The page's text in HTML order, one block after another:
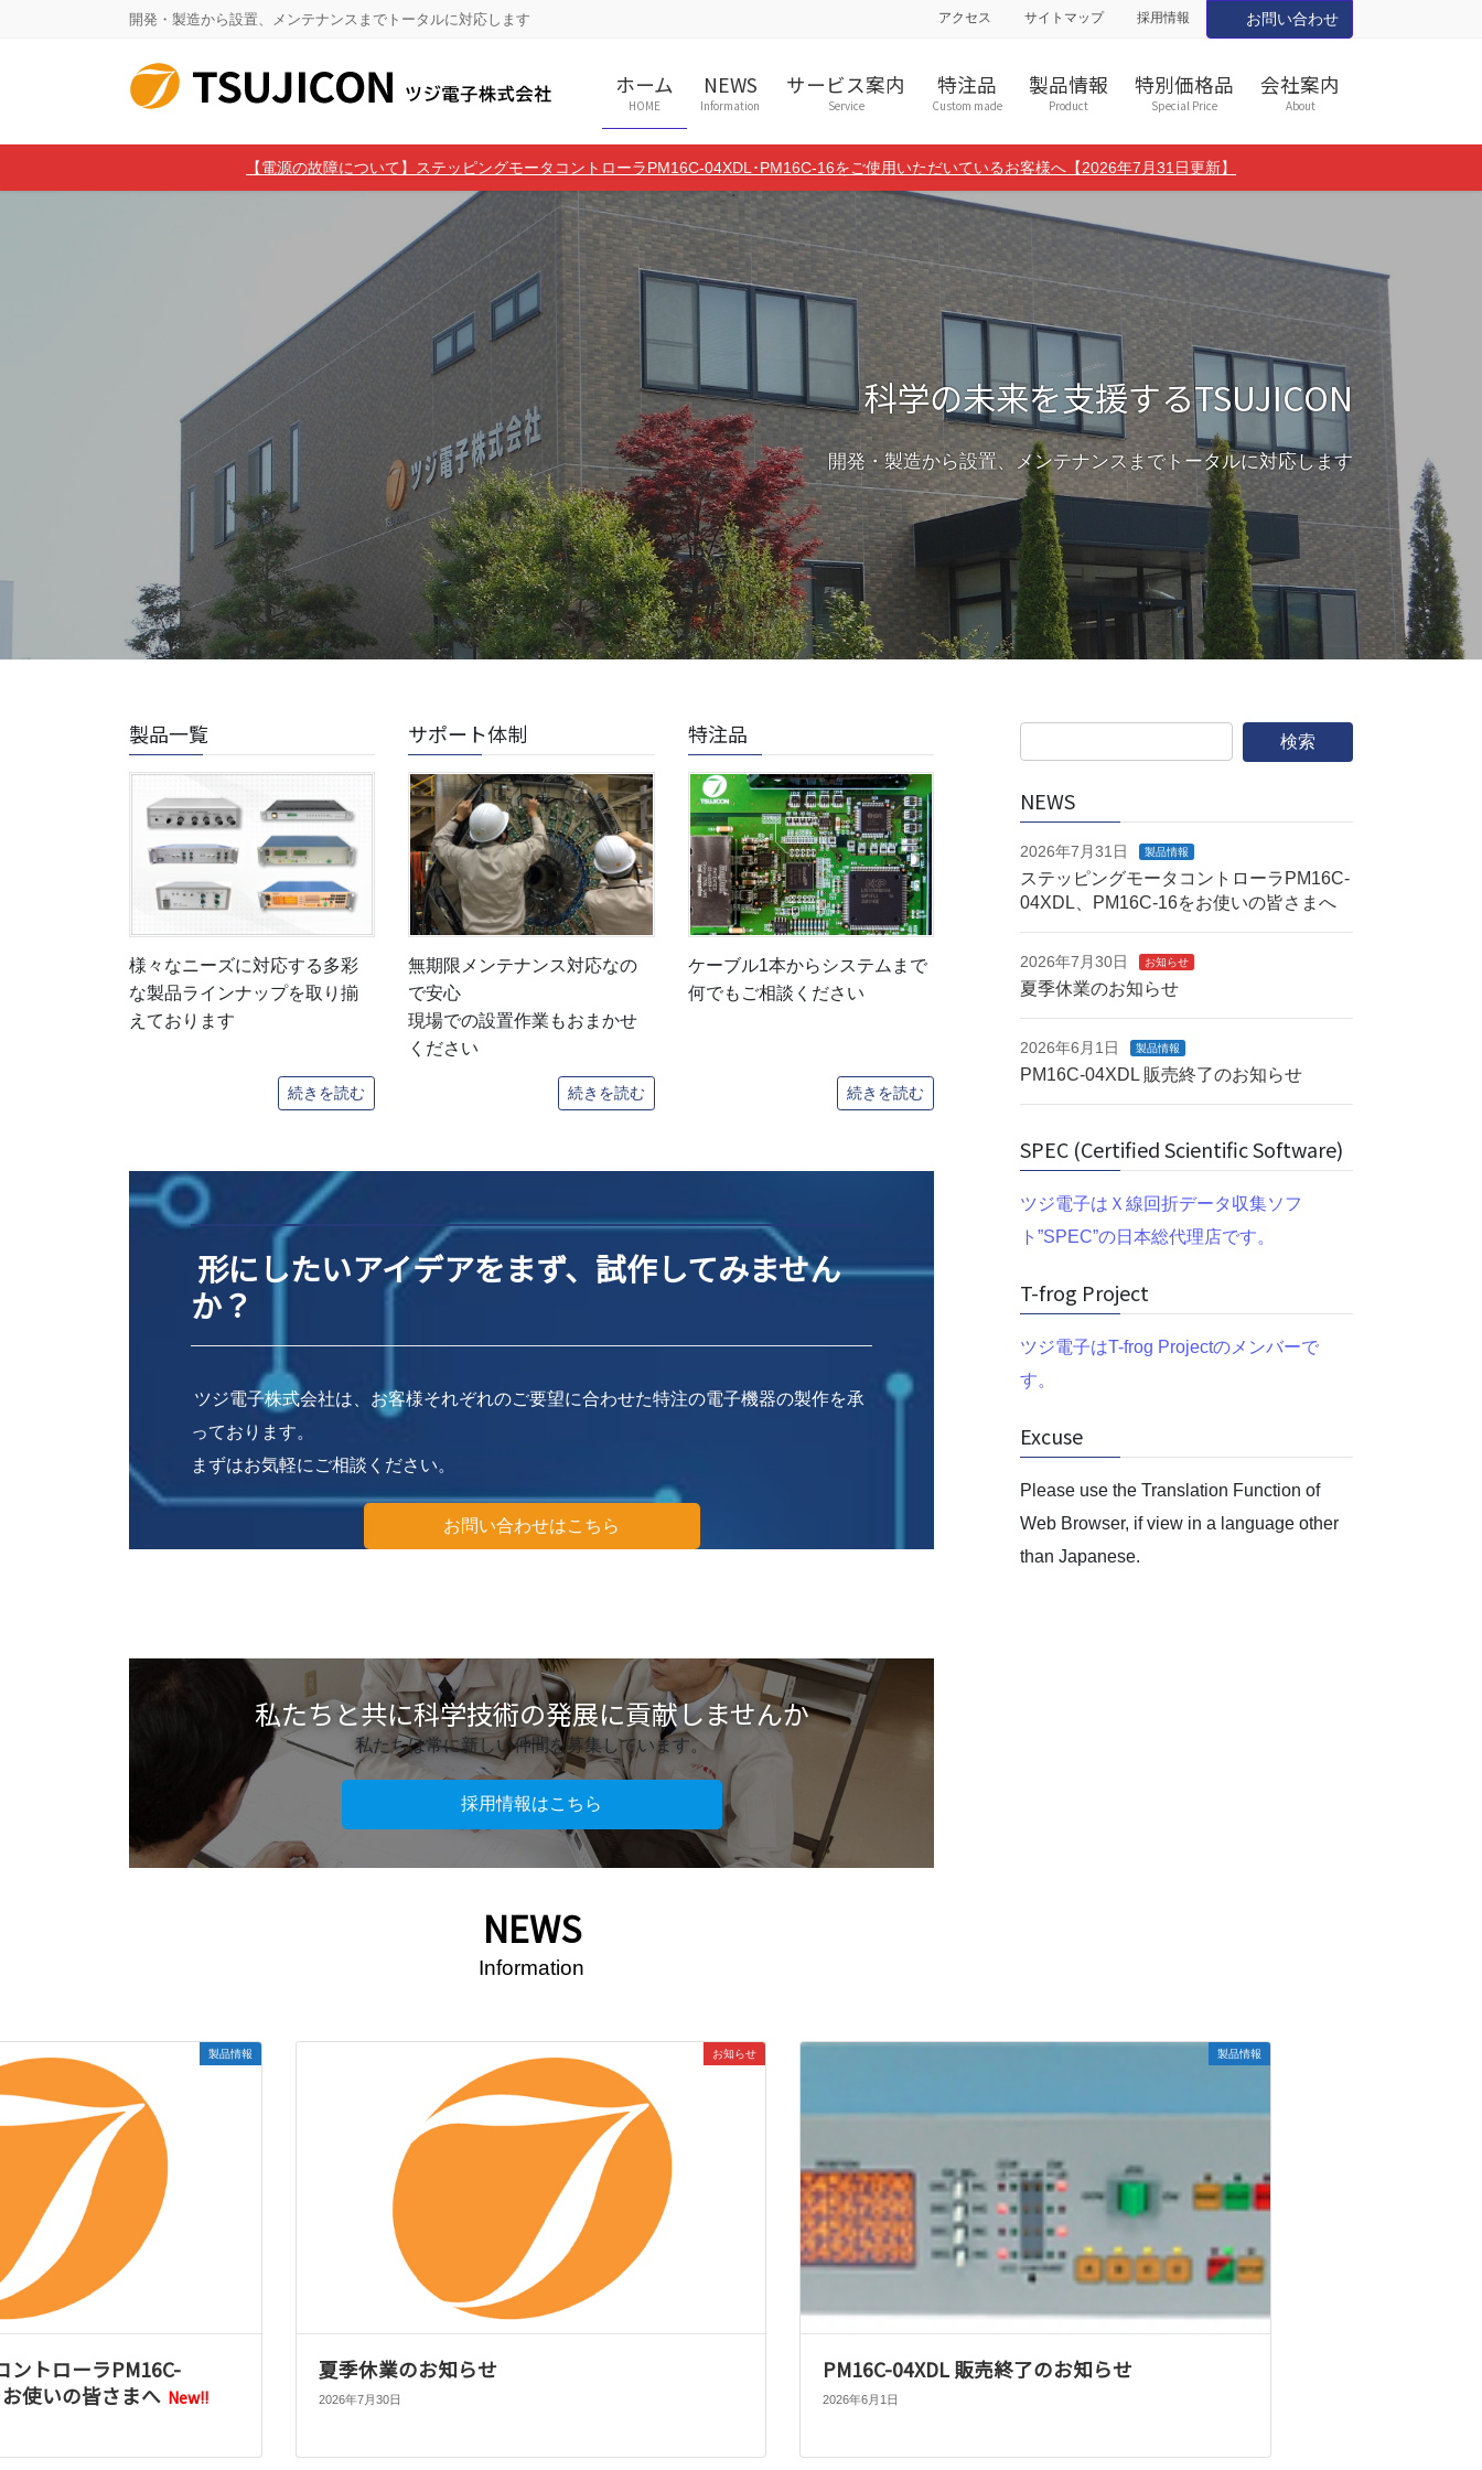
に
動
ョ
に
開発・製造から設置、メンテナンスまでトータルに対応します アクセス サイトマップ 採用情報 お問い合わせ
ホーム
HOME
NEWS
Information
サービス案内
Service
特注品
Custom made
製品情報
Product
特別価格品
Special Price
会社案内
About
【電源の故障について】ステッピングモータコントローラPM16C-04XDL･PM16C-16をご使用いただいているお客様へ【2026年7月31日更新】
科学の未来を支援するTSUJICON
開発・製造から設置、メンテナンスまでトータルに対応します
製品一覧
様々なニーズに対応する多彩
な製品ラインナップを取り揃
えております
続きを読む
サポート体制
無期限メンテナンス対応なの
で安心
現場での設置作業もおまかせ
ください
続きを読む
特注品
ケーブル1本からシステムまで
何でもご相談ください
続きを読む
形にしたいアイデアをまず、試作してみません
か？
ツジ電子株式会社は、お客様それぞれのご要望に合わせた特注の電子機器の製作を承
っております。
まずはお気軽にご相談ください。
お問い合わせはこちら
私たちと共に科学技術の発展に貢献しませんか
私たちは常に新しい仲間を募集しています。
採用情報はこちら
NEWS
Information
製品情報
ントローラPM16C-
使いの皆さまへ New!!
お知らせ
夏季休業のお知らせ
2026年7月30日
製品情報
PM16C-04XDL 販売終了のお知らせ
2026年6月1日
NEWS
2026年7月31日 製品情報
ステッピングモータコントローラPM16C-
04XDL、PM16C-16をお使いの皆さまへ
2026年7月30日 お知らせ
夏季休業のお知らせ
2026年6月1日 製品情報
PM16C-04XDL 販売終了のお知らせ
SPEC (Certified Scientific Software)
ツジ電子はＸ線回折データ収集ソフ
ト”SPEC”の日本総代理店です。
T-frog Project
ツジ電子はT-frog Projectのメンバーで
す。
Excuse
Please use the Translation Function of
Web Browser, if view in a language other
than Japanese.